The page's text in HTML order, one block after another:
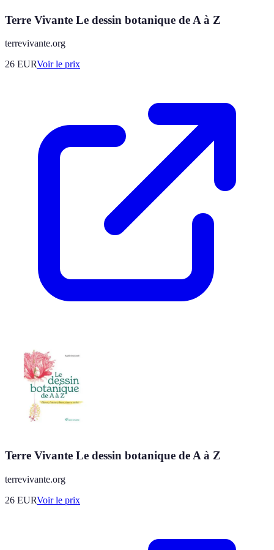
Terre Vivante Le dessin botanique de A à Z
terrevivante.org
26 EURVoir le prix
Terre Vivante Le dessin botanique de A à Z
terrevivante.org
26 EURVoir le prix